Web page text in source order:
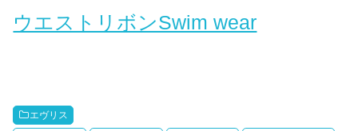
ウエストリボンSwim wear
エヴリス